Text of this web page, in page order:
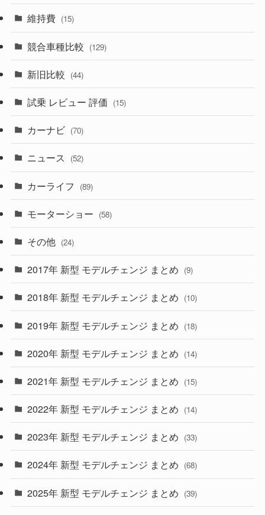
(357)
(328)
(194)
(230)
(253)
(85)
(84)
(14)
(222)
(50)
(43)
(6)
(9)
(30)
(27)
(58)
(28)
(27)
(26)
(10)
(35)
(10)
(9)
(22)
(4)
(9)
(3)
(3)
(5)
(1)
(5)
(7)
(5)
維持費 (15)
競合車種比較 (129)
新旧比較 (44)
試乗 レビュー 評価 (15)
カーナビ (70)
ニュース (52)
カーライフ (89)
モーターショー (58)
その他 (24)
2017年 新型 モデルチェンジ まとめ (9)
2018年 新型 モデルチェンジ まとめ (10)
2019年 新型 モデルチェンジ まとめ (18)
2020年 新型 モデルチェンジ まとめ (14)
2021年 新型 モデルチェンジ まとめ (15)
2022年 新型 モデルチェンジ まとめ (14)
2023年 新型 モデルチェンジ まとめ (33)
2024年 新型 モデルチェンジ まとめ (68)
2025年 新型 モデルチェンジ まとめ (39)